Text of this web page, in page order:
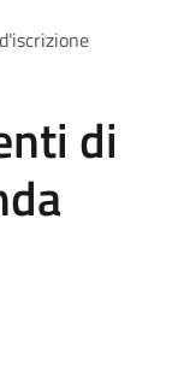
di